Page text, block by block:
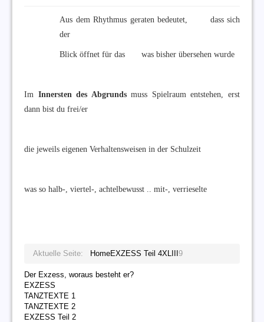
Aus dem Rhythmus geraten bedeutet, dass sich
der
Blick öffnet für das was bisher übersehen wurde
Im Innersten des Abgrundsmuss Spielraum entstehen, erst
dann bist du frei/er
die jeweils eigenen Verhaltensweisen in der Schulzeit
was so halb-, viertel-, achtelbewusst .. mit-, verrieselte
Aktuelle Seite: HomeEXZESS Teil 4XLIII 9
Der Exzess, woraus besteht er?
EXZESS
TANZTEXTE 1
TANZTEXTE 2
EXZESS Teil 2